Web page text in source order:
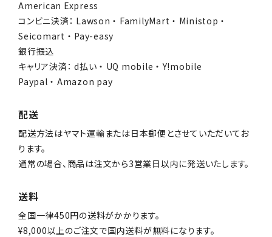
American Express
コンビニ決済： Lawson ・ FamilyMart ・ Ministop ・
Seicomart ・ Pay-easy
銀行振込
キャリア決済： d払い ・ UQ mobile ・ Y!mobile
Paypal ・ Amazon pay
配送
配送方法はヤマト運輸または日本郵便とさせていただいてお
ります。
通常の場合、商品は注文から3営業日以内に発送いたします。
送料
全国一律450円の送料がかかります。
¥8,000以上のご注文で国内送料が無料になります。